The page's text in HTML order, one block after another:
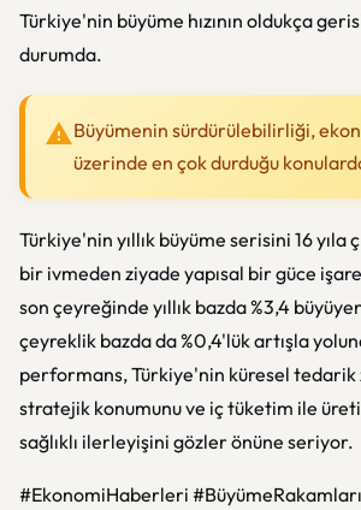
Türkiye'nin büyüme hızının oldukça
durumda.
Büyümenin sürdürülebilirliği,
üzerinde en çok durduğu
Türkiye'nin yıllık büyüme serisini 16 yıla
bir ivmeden ziyade yapısal bir güce
son çeyreğinde yıllık bazda %3,4
çeyreklik bazda da %0,4'lük artışla
performans, Türkiye'nin küresel
stratejik konumunu ve iç tüketim ile
sağlıklı ilerleyişini gözler önüne seriyor.
#EkonomiHaberleri #BüyümeRakamları